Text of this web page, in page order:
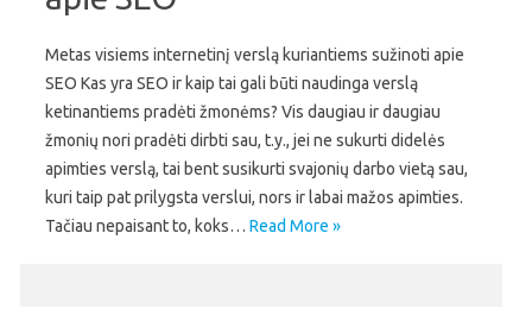
Metas visiems internetinį verslą kuriantiems sužinoti apie
SEO Kas yra SEO ir kaip tai gali būti naudinga verslą
ketinantiems pradėti žmonėms? Vis daugiau ir daugiau
žmonių nori pradėti dirbti sau, t.y., jei ne sukurti didelės
apimties verslą, tai bent susikurti svajonių darbo vietą sau,
kuri taip pat prilygsta verslui, nors ir labai mažos apimties.
Tačiau nepaisant to, koks… Read More »